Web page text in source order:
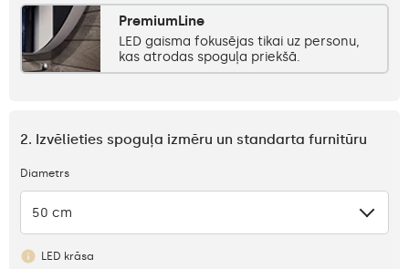
PremiumLine
LED gaisma fokusējas tikai uz personu,
kas atrodas spoguļa priekšā.
2. Izvēlieties spoguļa izmēru un standarta furnitūru
Diametrs
50 cm
LED krāsa